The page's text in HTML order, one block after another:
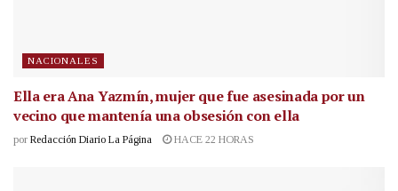
NACIONALES
Ella era Ana Yazmín, mujer que fue asesinada por un
vecino que mantenía una obsesión con ella
por Redacción Diario La Página HACE 22 HORAS